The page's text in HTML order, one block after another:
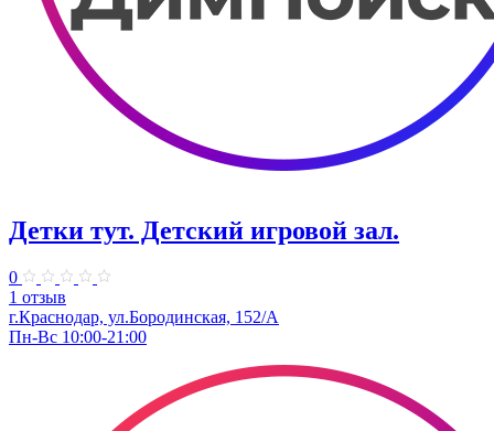
Детки тут. Детский игровой зал.
0
1 отзыв
г.Краснодар, ул.​Бородинская, 152/А
Пн-Вс 10:00-21:00